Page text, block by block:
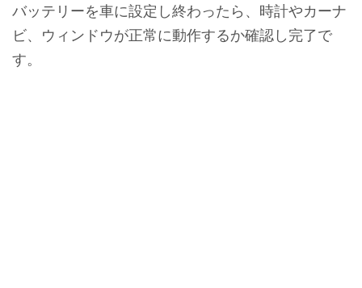
バッテリーを車に設定し終わったら、時計やカーナ
ビ、ウィンドウが正常に動作するか確認し完了で
す。